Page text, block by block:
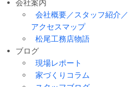
会社案内
会社概要／スタッフ紹介／
アクセスマップ
松尾工務店物語
ブログ
現場レポート
家づくりコラム